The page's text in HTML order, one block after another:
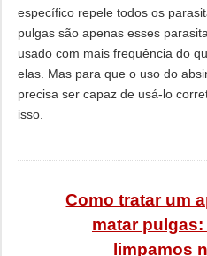
específico repele todos os
pulgas são apenas esses
usado com mais frequência do
elas. Mas para que o uso do
precisa ser capaz de usá-lo
isso.
Como tratar um
matar
limpamos